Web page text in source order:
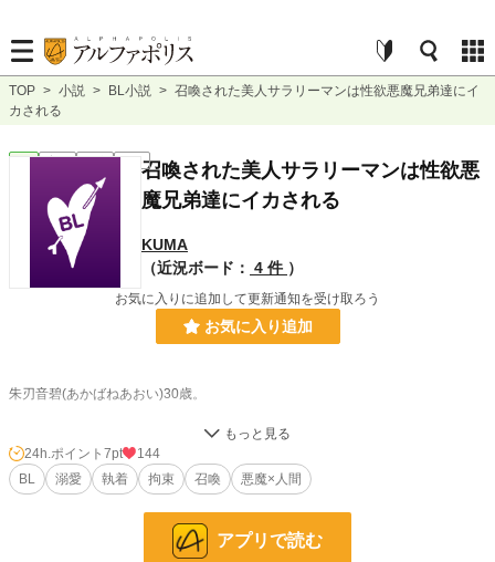
TOP > 小説 > BL小説 > 召喚された美人サラリーマンは性欲悪魔兄弟達にイ
カされる
BL 完結 短編
召喚された美人サラリーマンは性欲悪
魔兄弟達にイカされる
KUMA
（近況ボード： 4 件 ）
お気に入りに追加して更新通知を受け取ろう
お気に入り追加
朱刃音碧(あかばねあおい)30歳。
ある有名な大人の玩具の開発部門で、働くサラリーマン。
ある日暇をモテ余す悪魔達に、逆召喚され混乱する余裕もなく悪魔達にセックス
される。
24h.ポイント 7pt
144
BL
溺愛 執着 拘束 召喚 悪魔×人間
アプリで読む